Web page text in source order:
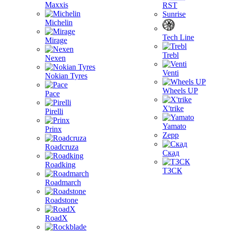
Maxxis
Michelin
Mirage
Nexen
Nokian Tyres
Pace
Pirelli
Prinx
Roadcruza
Roadking
Roadmarch
Roadstone
RoadX
RST
Sunrise
Tech Line
Trebl
Venti
Wheels UP
X'trike
Yamato
Zepp
Скад
ТЗСК